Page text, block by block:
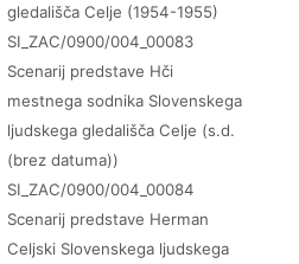
gledališča Celje (1954-1955)
SI_ZAC/0900/004_00083
Scenarij predstave Hči
mestnega sodnika Slovenskega
ljudskega gledališča Celje (s.d.
(brez datuma))
SI_ZAC/0900/004_00084
Scenarij predstave Herman
Celjski Slovenskega ljudskega